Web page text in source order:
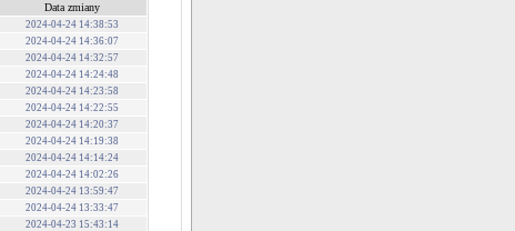
Data zmiany
2024-04-24 14:38:53
2024-04-24 14:36:07
2024-04-24 14:32:57
2024-04-24 14:24:48
2024-04-24 14:23:58
2024-04-24 14:22:55
2024-04-24 14:20:37
2024-04-24 14:19:38
2024-04-24 14:14:24
2024-04-24 14:02:26
2024-04-24 13:59:47
2024-04-24 13:33:47
2024-04-23 15:43:14